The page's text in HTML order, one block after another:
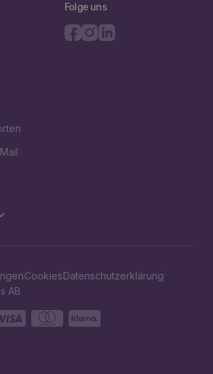
Folge uns
CookiesDatenschutzerklärung
AB